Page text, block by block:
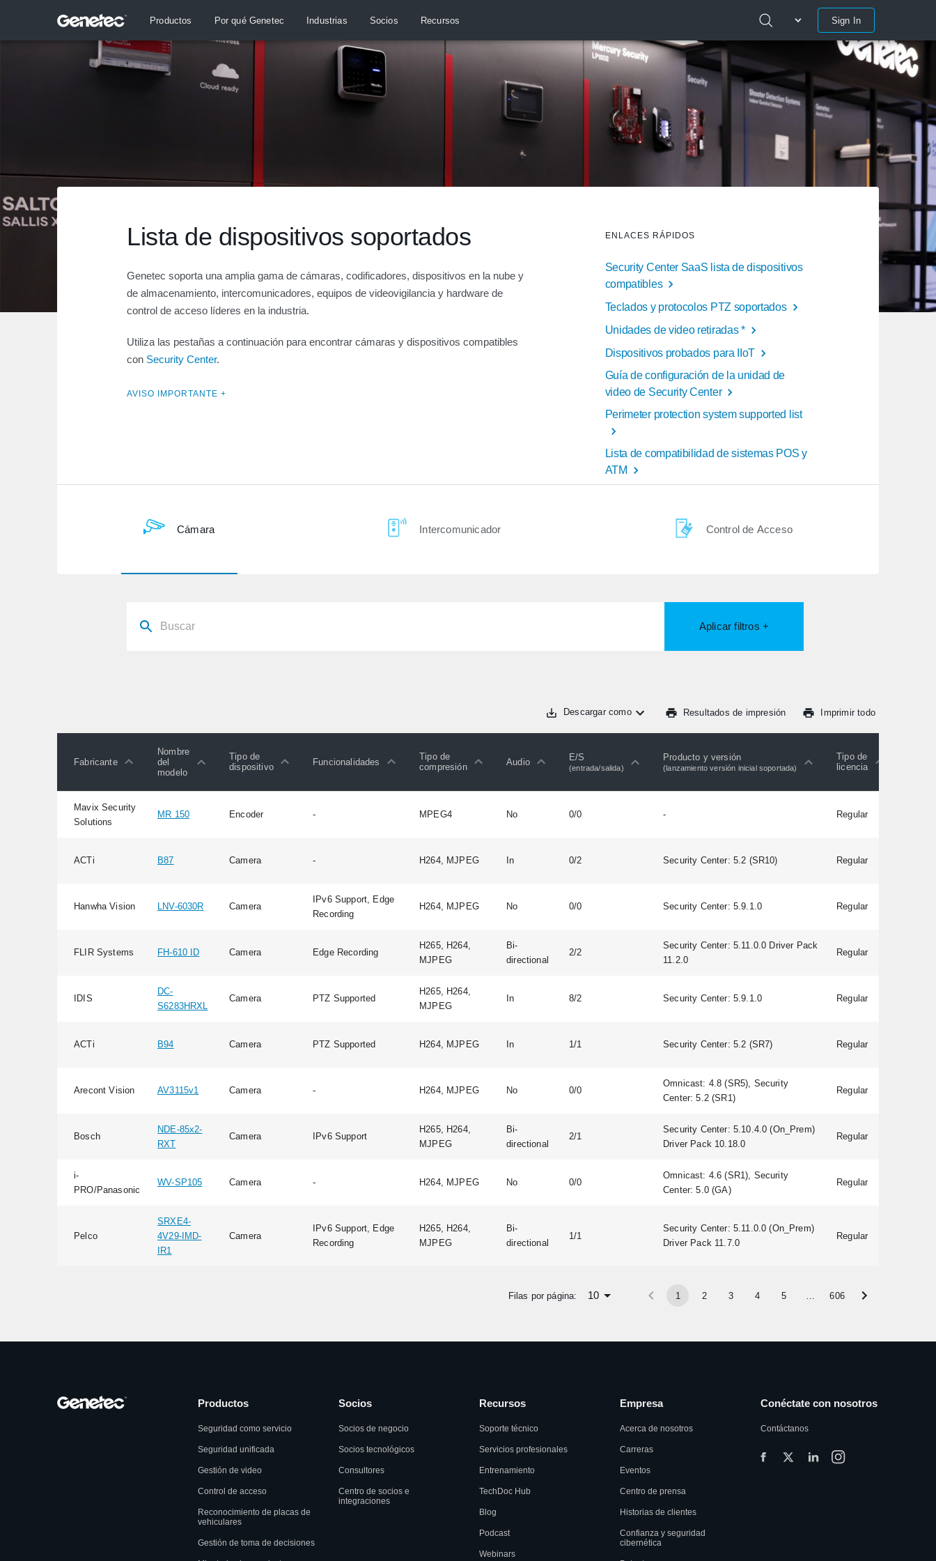
Productos Por qué Genetec Industrias Socios Recursos Sign In
Lista de dispositivos soportados
Genetec soporta una amplia gama de cámaras, codificadores, dispositivos en la nube y
de almacenamiento, intercomunicadores, equipos de videovigilancia y hardware de
control de acceso líderes en la industria.
Utiliza las pestañas a continuación para encontrar cámaras y dispositivos compatibles
con Security Center.
AVISO IMPORTANTE +
ENLACES RÁPIDOS
Security Center SaaS lista de dispositivos
compatibles
Teclados y protocolos PTZ soportados
Unidades de video retiradas *
Dispositivos probados para IIoT
Guía de configuración de la unidad de
video de Security Center
Perimeter protection system supported list
Lista de compatibilidad de sistemas POS y
ATM
Cámara Intercomunicador Control de Acceso
Aplicar filtros +
Descargar como Resultados de impresión Imprimir todo
Fabricante
Nombre
del
modelo
Tipo de
dispositivo
Funcionalidades
Tipo de
compresión
Audio E/S
(entrada/salida)
Producto y versión
(lanzamiento versión inicial soportada)
Tipo de
licencia
Mavix Security
Solutions
MR 150 Encoder - MPEG4 No 0/0 - Regular
ACTi B87 Camera - H264, MJPEG In 0/2 Security Center: 5.2 (SR10) Regular
Hanwha Vision LNV-6030R Camera
IPv6 Support, Edge
Recording
H264, MJPEG No 0/0 Security Center: 5.9.1.0 Regular
FLIR Systems FH-610 ID Camera Edge Recording
H265, H264,
MJPEG
Bi-
directional
2/2
Security Center: 5.11.0.0 Driver Pack
11.2.0
Regular
IDIS
DC-
S6283HRXL
Camera PTZ Supported
H265, H264,
MJPEG
In 8/2 Security Center: 5.9.1.0 Regular
ACTi B94 Camera PTZ Supported H264, MJPEG In 1/1 Security Center: 5.2 (SR7) Regular
Arecont Vision AV3115v1 Camera - H264, MJPEG No 0/0
Omnicast: 4.8 (SR5), Security
Center: 5.2 (SR1)
Regular
Bosch
NDE-85x2-
RXT
Camera IPv6 Support
H265, H264,
MJPEG
Bi-
directional
2/1
Security Center: 5.10.4.0 (On_Prem)
Driver Pack 10.18.0
Regular
i-
PRO/Panasonic
WV-SP105 Camera - H264, MJPEG No 0/0
Omnicast: 4.6 (SR1), Security
Center: 5.0 (GA)
Regular
Pelco
SRXE4-
4V29-IMD-
IR1
Camera
IPv6 Support, Edge
Recording
H265, H264,
MJPEG
Bi-
directional
1/1
Security Center: 5.11.0.0 (On_Prem)
Driver Pack 11.7.0
Regular
Filas por página: 10 1 2 3 4 5 606
Productos
Seguridad como servicio
Seguridad unificada
Gestión de video
Control de acceso
Reconocimiento de placas de
vehiculares
Gestión de toma de decisiones
Socios
Socios de negocio
Socios tecnológicos
Consultores
Centro de socios e
integraciones
Recursos
Soporte técnico
Servicios profesionales
Entrenamiento
TechDoc Hub
Blog
Podcast
Webinars
Empresa
Acerca de nosotros
Carreras
Eventos
Centro de prensa
Historias de clientes
Confianza y seguridad
cibernética
Conéctate con nosotros
Contáctanos